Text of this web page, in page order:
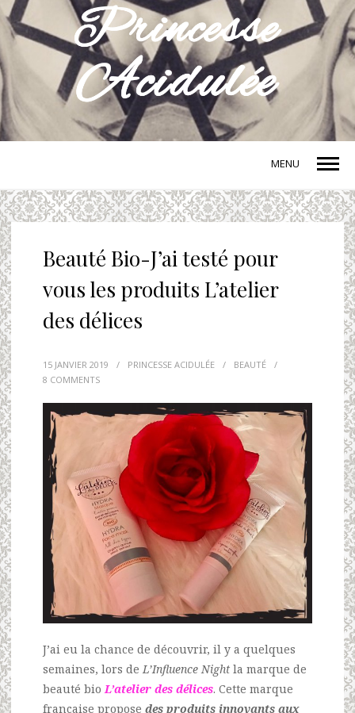
MENU
Beauté Bio-J’ai testé pour
vous les produits L’atelier
des délices
15 JANVIER 2019 / PRINCESSE ACIDULÉE / BEAUTÉ
/
8 COMMENTS
J’ai eu la chance de découvrir, il y a quelques
semaines, lors deL’Influence Night la marque de
beauté bioL’atelier des délices. Cette marque
française propose des produits innovants aux